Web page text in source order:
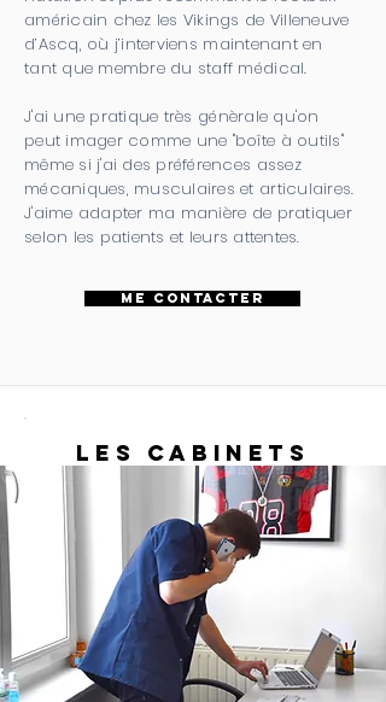
américain chez les Vikings de Villeneuve
d’Ascq, où j’interviens maintenant en
tant que membre du staff médical.
J'ai une pratique très génèrale qu'on
peut imager comme une "boîte à outils"
même si j'ai des préférences assez
mécaniques, musculaires et articulaires.
J'aime adapter ma manière de pratiquer
selon les patients et leurs attentes.
Me contacter
LEs CABINETs